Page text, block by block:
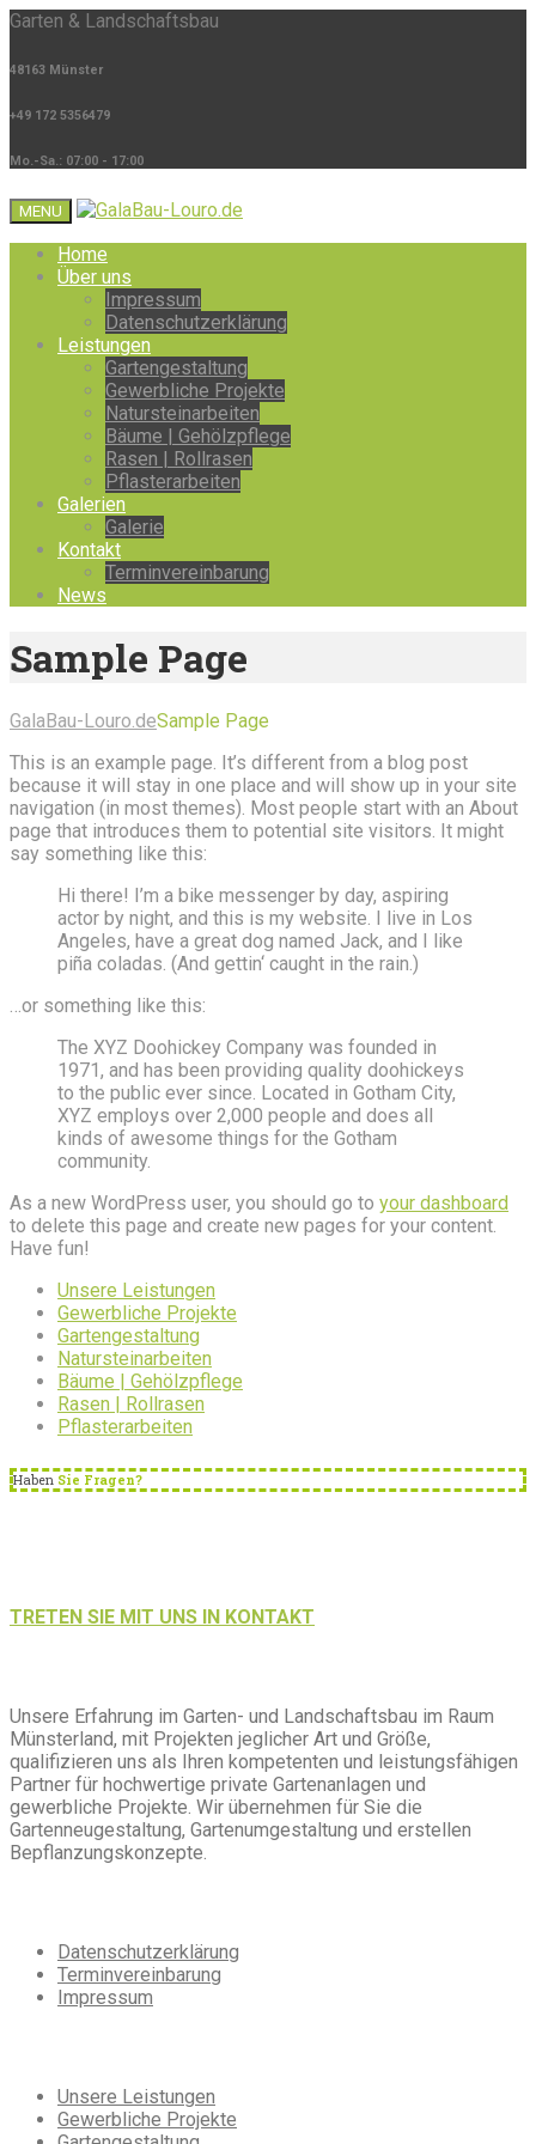
Garten & Landschaftsbau
48163 Münster
+49 172 5356479
Mo.-Sa.: 07:00 - 17:00
MENU
Home
Über uns
Impressum
Datenschutzerklärung
Leistungen
Gartengestaltung
Gewerbliche Projekte
Natursteinarbeiten
Bäume | Gehölzpflege
Rasen | Rollrasen
Pflasterarbeiten
Galerien
Galerie
Kontakt
Terminvereinbarung
News
Sample Page
GalaBau-Louro.deSample Page
This is an example page. It’s different from a blog post
because it will stay in one place and will show up in your site
navigation (in most themes). Most people start with an About
page that introduces them to potential site visitors. It might
say something like this:
Hi there! I’m a bike messenger by day, aspiring
actor by night, and this is my website. I live in Los
Angeles, have a great dog named Jack, and I like
piña coladas. (And gettin‘ caught in the rain.)
…or something like this:
The XYZ Doohickey Company was founded in
1971, and has been providing quality doohickeys
to the public ever since. Located in Gotham City,
XYZ employs over 2,000 people and does all
kinds of awesome things for the Gotham
community.
As a new WordPress user, you should go to your dashboard
to delete this page and create new pages for your content.
Have fun!
Unsere Leistungen
Gewerbliche Projekte
Gartengestaltung
Natursteinarbeiten
Bäume | Gehölzpflege
Rasen | Rollrasen
Pflasterarbeiten
Haben Sie Fragen?
TRETEN SIE MIT UNS IN KONTAKT
Unsere Erfahrung im Garten- und Landschaftsbau im Raum
Münsterland, mit Projekten jeglicher Art und Größe,
qualifizieren uns als Ihren kompetenten und leistungsfähigen
Partner für hochwertige private Gartenanlagen und
gewerbliche Projekte. Wir übernehmen für Sie die
Gartenneugestaltung, Gartenumgestaltung und erstellen
Bepflanzungskonzepte.
Datenschutzerklärung
Terminvereinbarung
Impressum
Unsere Leistungen
Gewerbliche Projekte